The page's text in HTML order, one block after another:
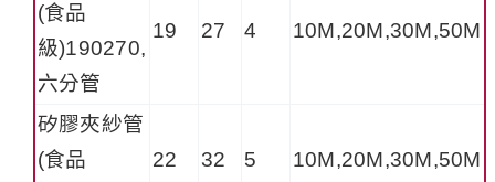
(食品
級)190270,
六分管
19 27 4 10M,20M,30M,50M
矽膠夾紗管
(食品
22 32 5 10M,20M,30M,50M